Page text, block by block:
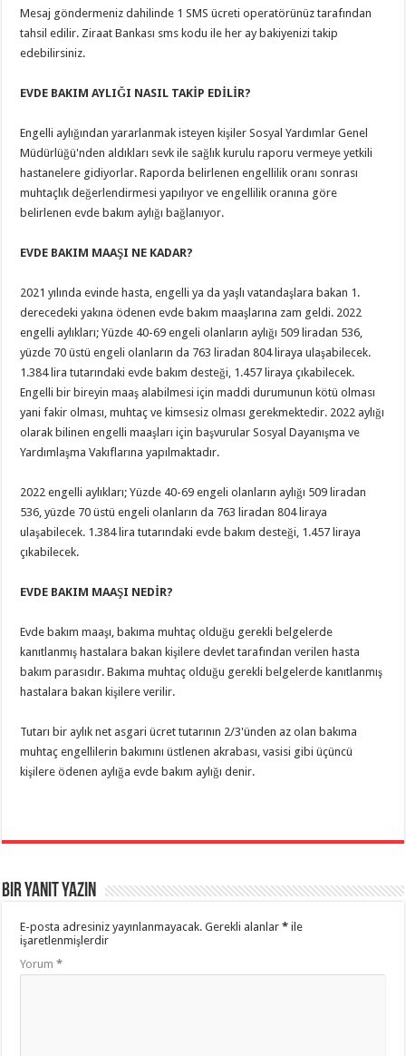
Mesaj göndermeniz dahilinde 1 SMS ücreti operatörünüz tarafından
tahsil edilir. Ziraat Bankası sms kodu ile her ay bakiyenizi takip
edebilirsiniz.
EVDE BAKIM AYLIĞI NASIL TAKİP EDİLİR?
Engelli aylığından yararlanmak isteyen kişiler Sosyal Yardımlar Genel
Müdürlüğü'nden aldıkları sevk ile sağlık kurulu raporu vermeye yetkili
hastanelere gidiyorlar. Raporda belirlenen engellilik oranı sonrası
muhtaçlık değerlendirmesi yapılıyor ve engellilik oranına göre
belirlenen evde bakım aylığı bağlanıyor.
EVDE BAKIM MAAŞI NE KADAR?
2021 yılında evinde hasta, engelli ya da yaşlı vatandaşlara bakan 1.
derecedeki yakına ödenen evde bakım maaşlarına zam geldi. 2022
engelli aylıkları; Yüzde 40-69 engeli olanların aylığı 509 liradan 536,
yüzde 70 üstü engeli olanların da 763 liradan 804 liraya ulaşabilecek.
1.384 lira tutarındaki evde bakım desteği, 1.457 liraya çıkabilecek.
Engelli bir bireyin maaş alabilmesi için maddi durumunun kötü olması
yani fakir olması, muhtaç ve kimsesiz olması gerekmektedir. 2022 aylığı
olarak bilinen engelli maaşları için başvurular Sosyal Dayanışma ve
Yardımlaşma Vakıflarına yapılmaktadır.
2022 engelli aylıkları; Yüzde 40-69 engeli olanların aylığı 509 liradan
536, yüzde 70 üstü engeli olanların da 763 liradan 804 liraya
ulaşabilecek. 1.384 lira tutarındaki evde bakım desteği, 1.457 liraya
çıkabilecek.
EVDE BAKIM MAAŞI NEDİR?
Evde bakım maaşı, bakıma muhtaç olduğu gerekli belgelerde
kanıtlanmış hastalara bakan kişilere devlet tarafından verilen hasta
bakım parasıdır. Bakıma muhtaç olduğu gerekli belgelerde kanıtlanmış
hastalara bakan kişilere verilir.
Tutarı bir aylık net asgari ücret tutarının 2/3'ünden az olan bakıma
muhtaç engellilerin bakımını üstlenen akrabası, vasisi gibi üçüncü
kişilere ödenen aylığa evde bakım aylığı denir.
Bir yanıt yazın
E-posta adresiniz yayınlanmayacak. Gerekli alanlar* ile
işaretlenmişlerdir
Yorum*